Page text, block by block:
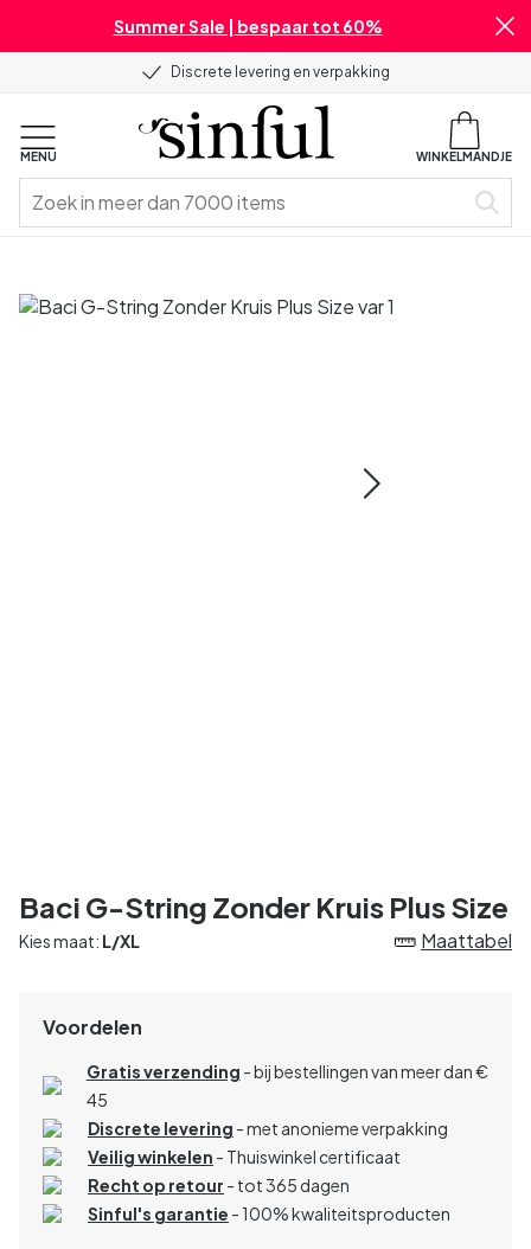
Summer Sale | bespaar tot 60%
Discrete levering en verpakking
MENU WINKELMANDJE
Baci G-String Zonder Kruis Plus Size
Kies maat: L/XL Maattabel
Voordelen
Gratis verzending - bij bestellingen van meer dan €
45
Discrete levering - met anonieme verpakking
Veilig winkelen - Thuiswinkel certificaat
Recht op retour - tot 365 dagen
Sinful's garantie - 100% kwaliteitsproducten